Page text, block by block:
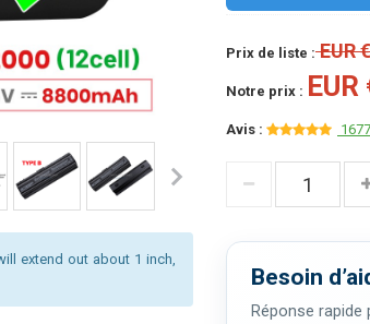
extend out about 1 inch,
Prix de liste :EUR
Notre prix :
Avis :
Besoin
Réponse